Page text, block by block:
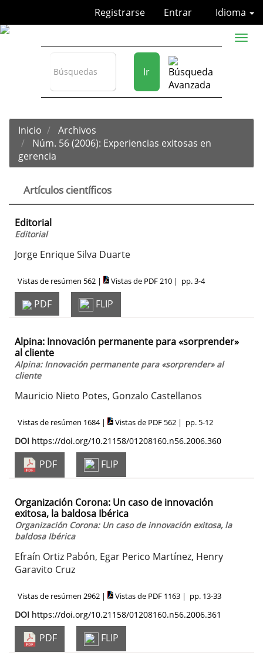
Contenido
principal
Idioma
Registrarse Entrar
Ir
Toggle
Inicio
Archivos
Núm. 56 (2006): Experiencias exitosas en
gerencia
Artículos científicos
Editorial
Editorial
Jorge Enrique Silva Duarte
Vistas de resúmen 562 | Vistas de PDF 210 | pp. 3-4
PDF FLIP
Alpina: Innovación permanente para «sorprender»
al cliente
Alpina: Innovación permanente para «sorprender» al
cliente
Mauricio Nieto Potes, Gonzalo Castellanos
Vistas de resúmen 1684 | Vistas de PDF 562 | pp. 5-12
DOI https://doi.org/10.21158/01208160.n56.2006.360
PDF FLIP
Organización Corona: Un caso de innovación
exitosa, la baldosa Ibérica
Organización Corona: Un caso de innovación exitosa, la
baldosa Ibérica
Efraín Ortiz Pabón, Egar Perico Martínez, Henry
Garavito Cruz
Vistas de resúmen 2962 | Vistas de PDF 1163 | pp. 13-33
DOI https://doi.org/10.21158/01208160.n56.2006.361
PDF FLIP